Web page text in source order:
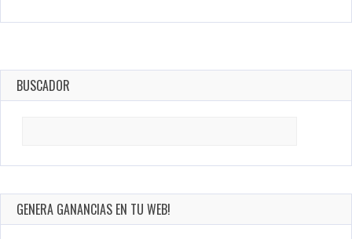
BUSCADOR
GENERA GANANCIAS EN TU WEB!